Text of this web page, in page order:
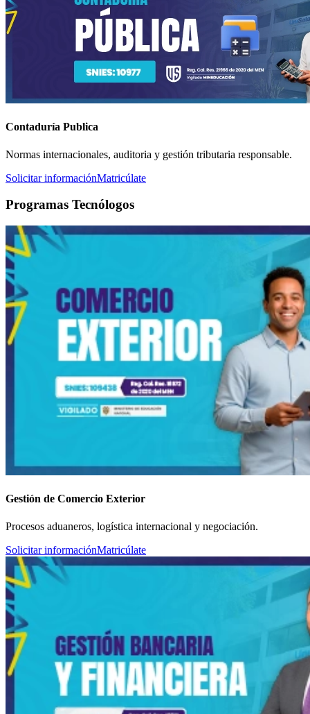
Contaduría Publica
Normas internacionales, auditoria y gestión tributaria responsable.
Solicitar informaciónMatricúlate
Programas Tecnólogos
Gestión de Comercio Exterior
Procesos aduaneros, logística internacional y negociación.
Solicitar informaciónMatricúlate